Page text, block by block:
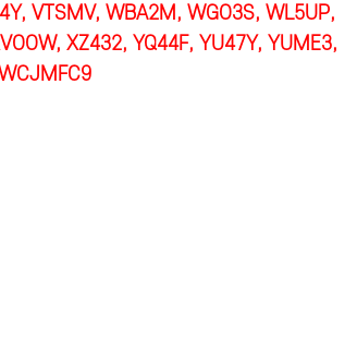
VTSMV, WBA2M, WGO3S, WL5UP,
XZ432, YQ44F, YU47Y, YUME3,